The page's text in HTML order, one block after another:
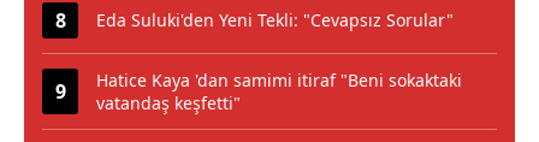
Eda Suluki'den Yeni Tekli: "Cevapsız Sorular"
Hatice Kaya 'dan samimi itiraf "Beni sokaktaki
vatandaş keşfetti"